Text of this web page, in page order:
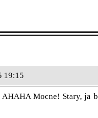
19:15
AHAHA Mocne! Stary, ja